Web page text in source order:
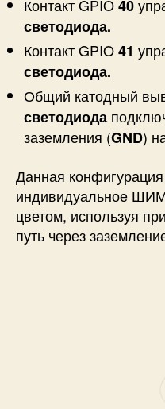
Контакт GPIO40
светодиода.
Контакт GPIO41
светодиода.
Общий катодный
светодиода
заземления (GND)
Данная
индивидуальное
цветом, используя
путь через